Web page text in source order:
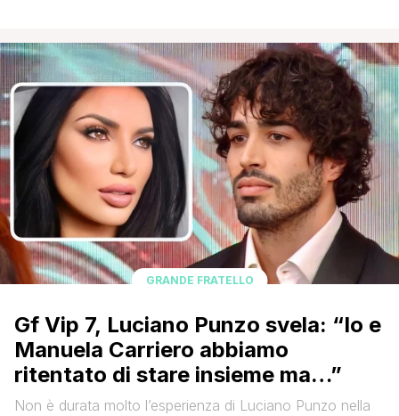
show sia durata solo poche settimane, il modello è stato
nel mirino delle critiche. Il motivo? In tanti hanno pensato
che si sia [']
GRANDE FRATELLO
Gf Vip 7, Luciano Punzo svela: “Io e
Manuela Carriero abbiamo
ritentato di stare insieme ma…”
Non è durata molto l’esperienza di Luciano Punzo nella